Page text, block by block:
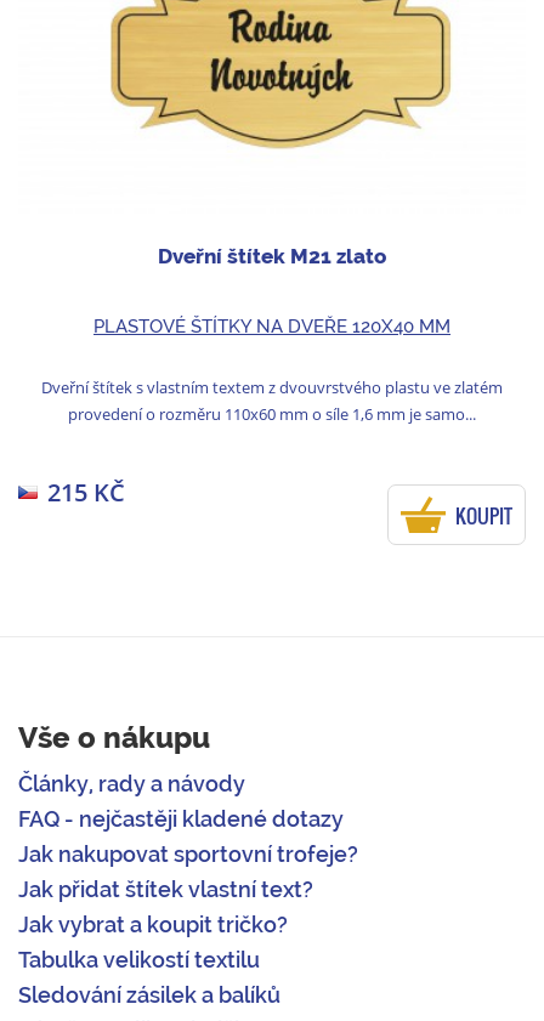
Dveřní štítek M21 zlato
PLASTOVÉ ŠTÍTKY NA DVEŘE 120X40 MM
Dveřní štítek s vlastním textem z dvouvrstvého plastu ve zlatém
provedení o rozměru 110x60 mm o síle 1,6 mm je samo...
215 KČ
KOUPIT
Vše o nákupu
Články, rady a návody
FAQ - nejčastěji kladené dotazy
Jak nakupovat sportovní trofeje?
Jak přidat štítek vlastní text?
Jak vybrat a koupit tričko?
Tabulka velikostí textilu
Sledování zásilek a balíků